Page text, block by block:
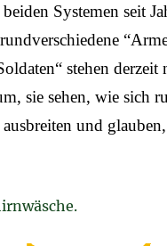
Systemen seit
stehen
sie sehen, wie sich
und